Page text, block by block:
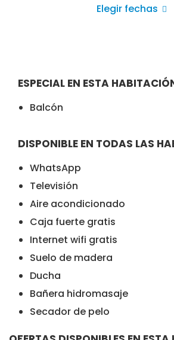
Elegir fechas
ESPECIAL EN ESTA
Balcón
DISPONIBLE EN TODAS LAS
WhatsApp
Televisión
Aire acondicionado
Caja fuerte gratis
Internet wifi gratis
Suelo de madera
Ducha
Bañera hidromasaje
Secador de pelo